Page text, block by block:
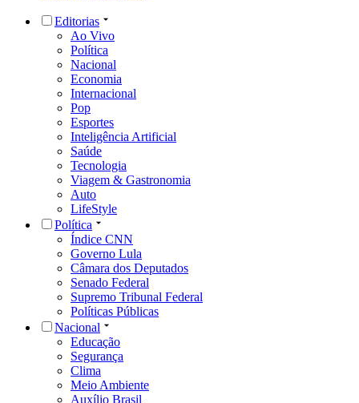
Editorias
Ao Vivo
Política
Nacional
Economia
Internacional
Pop
Esportes
Inteligência Artificial
Saúde
Tecnologia
Viagem & Gastronomia
Auto
LifeStyle
Política
Índice CNN
Governo Lula
Câmara dos Deputados
Senado Federal
Supremo Tribunal Federal
Políticas Públicas
Nacional
Educação
Segurança
Clima
Meio Ambiente
Auxílio Brasil